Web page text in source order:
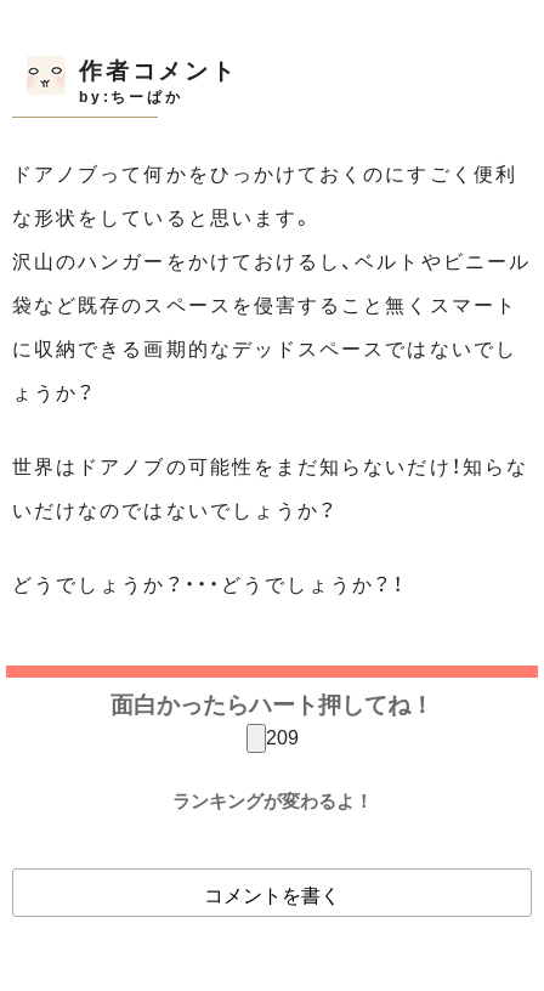
作者コメント
by:ちーぱか
ドアノブって何かをひっかけておくのにすごく便利
な形状をしていると思います。
沢山のハンガーをかけておけるし、ベルトやビニール
袋など既存のスペースを侵害すること無くスマート
に収納できる画期的なデッドスペースではないでし
ょうか？
世界はドアノブの可能性をまだ知らないだけ！知らな
いだけなのではないでしょうか？
どうでしょうか？・・・どうでしょうか？！
面白かったらハート押してね！
209
ランキングが変わるよ！
コメントを書く